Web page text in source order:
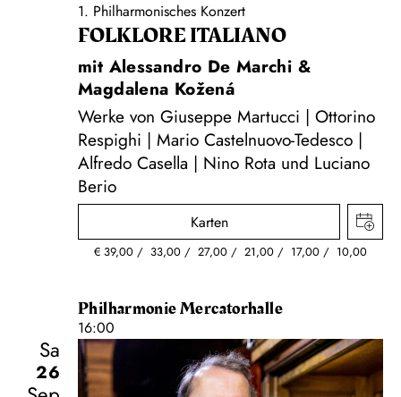
1. Philharmonisches Konzert
FOLKLORE ITALIANO
mit Alessandro De Marchi &
Magdalena Kožená
Werke von Giuseppe Martucci | Ottorino
Respighi | Mario Castelnuovo-Tedesco |
Alfredo Casella | Nino Rota und Luciano
Berio
Karten
€ 39,00 33,00 27,00 21,00 17,00 10,00
Philharmonie Mercatorhalle
16:00
Sa
26